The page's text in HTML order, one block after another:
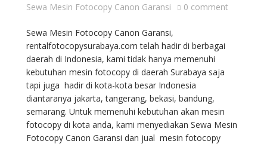
Sewa Mesin Fotocopy Canon Garansi
0 comment
Sewa Mesin Fotocopy Canon Garansi,
rentalfotocopysurabaya.com telah hadir di berbagai
daerah di Indonesia, kami tidak hanya memenuhi
kebutuhan mesin fotocopy di daerah Surabaya saja
tapi juga hadir di kota-kota besar Indonesia
diantaranya jakarta, tangerang, bekasi, bandung,
semarang. Untuk memenuhi kebutuhan akan mesin
fotocopy di kota anda, kami menyediakan Sewa Mesin
Fotocopy Canon Garansi dan jual mesin fotocopy